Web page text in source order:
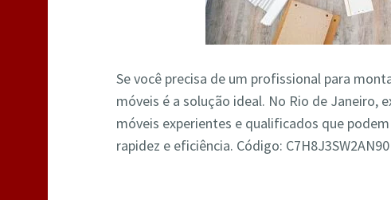
Se você precisa de um profissional para
móveis é a solução ideal. No Rio de Janeiro,
móveis experientes e qualificados que
rapidez e eficiência. Código: